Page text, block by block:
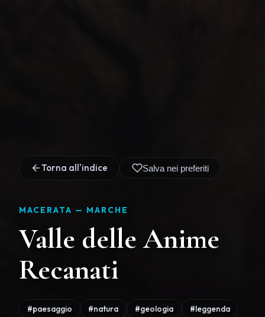
Torna all'indice Salva nei preferiti
MACERATA — MARCHE
Valle delle Anime
Recanati
#paesaggio #natura #geologia #leggenda